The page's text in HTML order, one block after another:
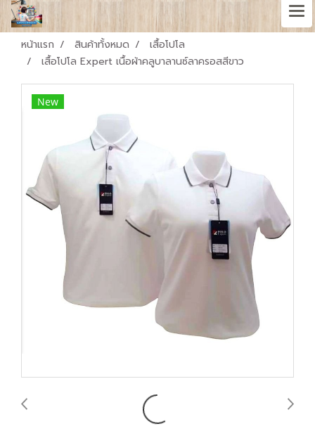
หน้าแรก สินค้าทั้งหมด
เสื้อโปโล
เสื้อโปโล Expert เนื้อผ้าคลูบาลานซ์ลาครอสสีขาว
New